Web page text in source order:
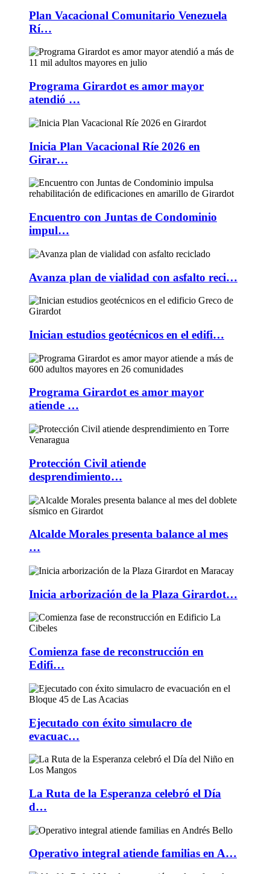
Plan Vacacional Comunitario Venezuela
Rí…
Programa Girardot es amor mayor
atendió …
Inicia Plan Vacacional Ríe 2026 en
Girar…
Encuentro con Juntas de Condominio
impul…
Avanza plan de vialidad con asfalto reci…
Inician estudios geotécnicos en el edifi…
Programa Girardot es amor mayor
atiende …
Protección Civil atiende
desprendimiento…
Alcalde Morales presenta balance al mes
…
Inicia arborización de la Plaza Girardot…
Comienza fase de reconstrucción en
Edifi…
Ejecutado con éxito simulacro de
evacuac…
La Ruta de la Esperanza celebró el Día
d…
Operativo integral atiende familias en A…